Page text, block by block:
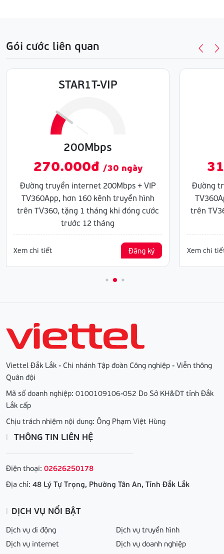
Gói cước liên quan
STAR1T-VIP
200Mbps
270.000đ /30 ngày
Đường truyền internet 200Mbps + VIP
TV360App, hơn 160 kênh truyền hình
trên TV360, tặng 1 tháng khi đóng cước
trước 12 tháng
Xem chi tiết Đăng ký
Đường
trên
Xem chi
Viettel Đắk Lắk - Chi nhánh Tập đoàn Công nghiệp - Viễn thông
Quân đội
Mã số doanh nghiệp: 0100109106-052 Do Sở KH&DT tỉnh Đắk
Lắk cấp
Chịu trách nhiệm nội dung: Ông Phạm Việt Hùng
THÔNG TIN LIÊN HỆ
Điện thoại: 02626250178
Địa chỉ: 48 Lý Tự Trọng, Phường Tân An, Tỉnh Đắk Lắk
DỊCH VỤ NỔI BẬT
Dịch vụ di động
Dịch vụ internet
Dịch vụ truyền hình
Dịch vụ doanh nghiệp